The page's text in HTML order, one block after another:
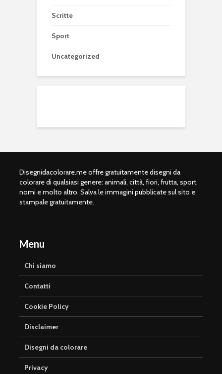
Scritte
Sport
Uncategorized
Disegnidacolorare.me offre gratuitamente disegni da
colorare di qualsiasi genere: animali, città, fiori, frutta, sport,
nomi e molto altro. Salva le immagini pubblicate sul sito e
stampale gratuitamente.
Menu
Chi siamo
Contatti
Cookie Policy
Disclaimer
Disegni da colorare
Privacy